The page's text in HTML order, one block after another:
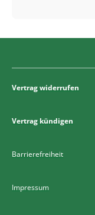
Vertrag widerrufen
Vertrag kündigen
Barrierefreiheit
Impressum